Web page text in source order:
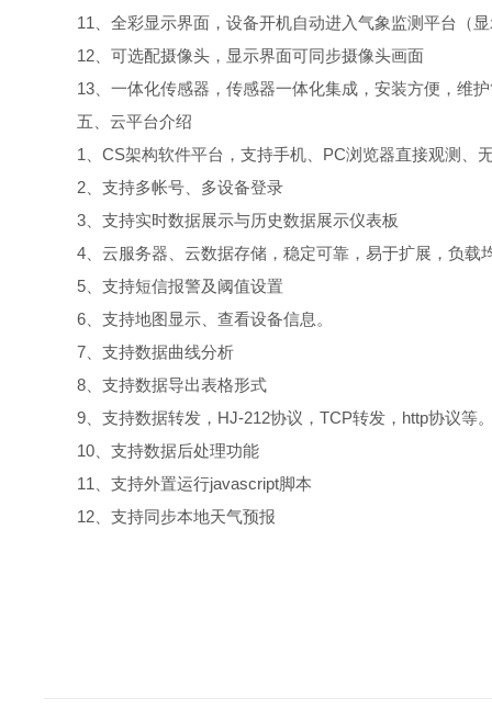
11、全彩显示界面，设备开机自动进入气象监测平台（
12、可选配摄像头，显示界面可同步摄像头画面
13、一体化传感器，传感器一体化集成，安装方便，维
五、云平台介绍
1、CS架构软件平台，支持手机、PC浏览器直接观测、
2、支持多帐号、多设备登录
3、支持实时数据展示与历史数据展示仪表板
4、云服务器、云数据存储，稳定可靠，易于扩展，负载
5、支持短信报警及阈值设置
6、支持地图显示、查看设备信息。
7、支持数据曲线分析
8、支持数据导出表格形式
9、支持数据转发，HJ-212协议，TCP转发，http协议等
10、支持数据后处理功能
11、支持外置运行javascript脚本
12、支持同步本地天气预报